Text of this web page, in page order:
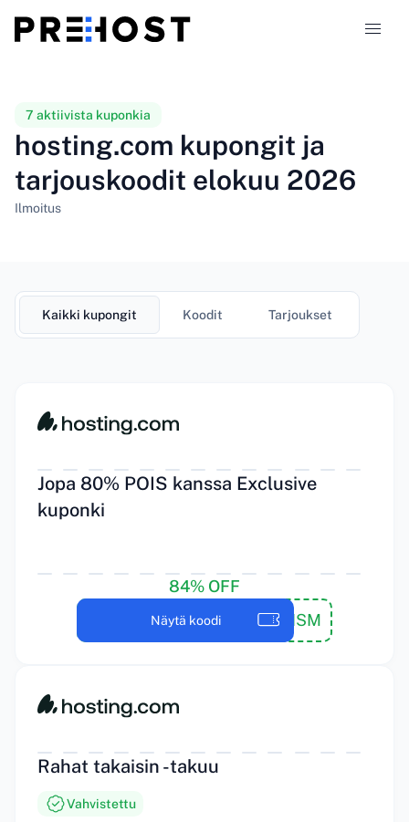
Vertailut
Kupongit
FI
7 aktiivista kuponkia
hosting.com kupongit ja
tarjouskoodit elokuu 2026
Ilmoitus
Kaikki kupongit Koodit Tarjoukset
Jopa 80% POIS kanssa Exclusive
kuponki
84% OFF
WPISM
Näytä koodi
Rahat takaisin -takuu
Vahvistettu